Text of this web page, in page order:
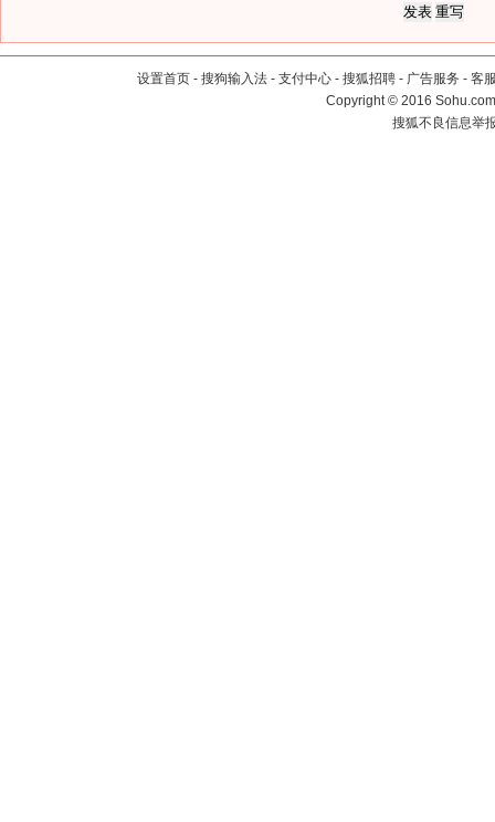
设置首页 - 搜狗输入法 - 支付中心 - 搜狐招聘 - 广告服务 - 客
Copyright©2016
搜狐不良信息举